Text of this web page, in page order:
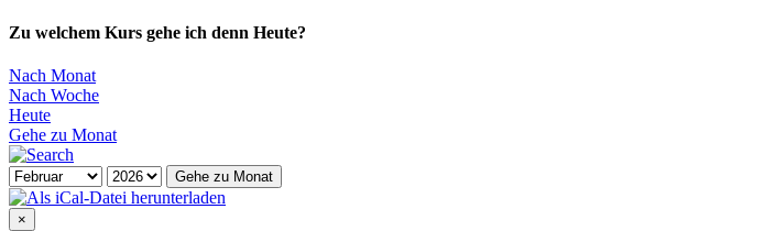
Zu welchem Kurs gehe ich denn Heute?
Nach Monat
Nach Woche
Heute
Gehe zu Monat
Gehe zu Monat
×